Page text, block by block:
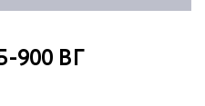
900 ВГ